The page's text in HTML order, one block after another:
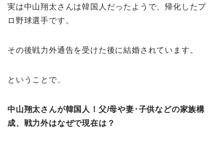
実は中山翔太さんは韓国人だったようで、帰化したプ
ロ野球選手です。
その後戦力外通告を受けた後に結婚されています。
ということで、
中山翔太さんが韓国人！父/母や妻･子供などの家族構
成、戦力外はなぜで現在は？